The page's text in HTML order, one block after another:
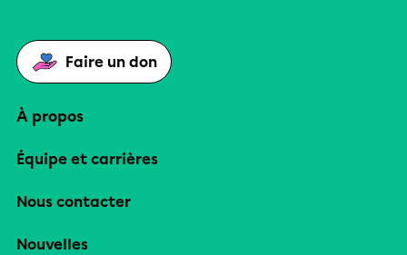
Faire un don
À propos
Équipe et carrières
Nous contacter
Nouvelles